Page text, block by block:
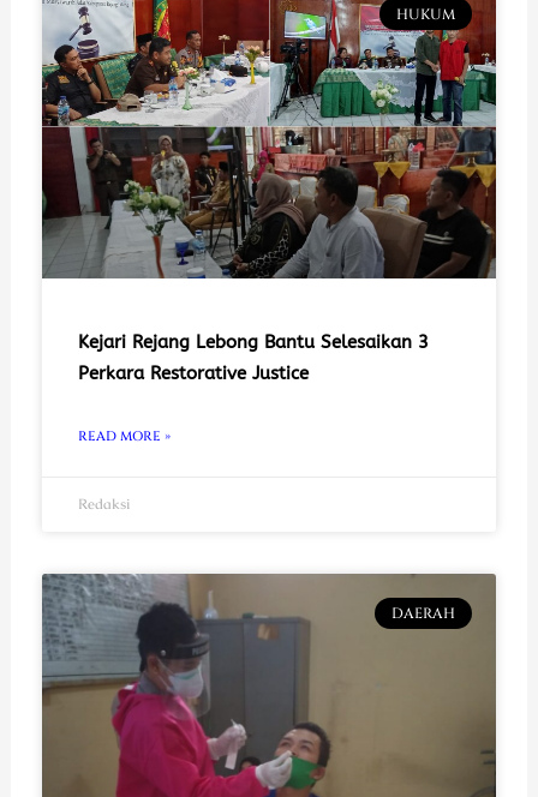
HUKUM
Kejari Rejang Lebong Bantu Selesaikan 3
Perkara Restorative Justice
READ MORE »
Redaksi
DAERAH